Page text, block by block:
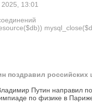
13:01
поздравил
Путин направил
по физике в